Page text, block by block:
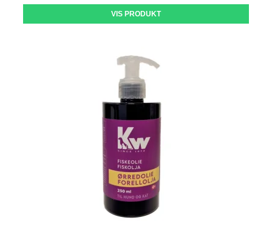
VIS PRODUKT